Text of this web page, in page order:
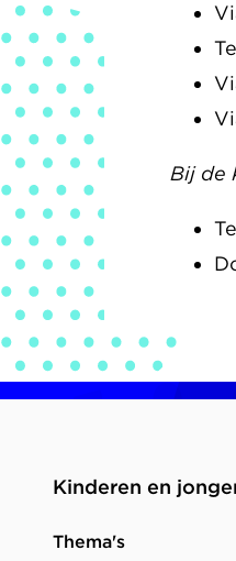
Bij de
Kinderen en
Thema's